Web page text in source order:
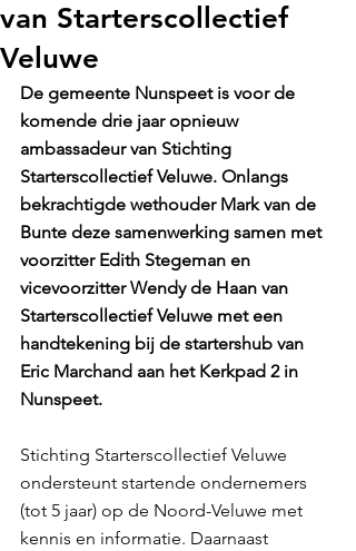
van Starterscollectief
Veluwe
De gemeente Nunspeet is voor de
komende drie jaar opnieuw
ambassadeur van Stichting
Starterscollectief Veluwe. Onlangs
bekrachtigde wethouder Mark van de
Bunte deze samenwerking samen met
voorzitter Edith Stegeman en
vicevoorzitter Wendy de Haan van
Starterscollectief Veluwe met een
handtekening bij de startershub van
Eric Marchand aan het Kerkpad 2 in
Nunspeet.
Stichting Starterscollectief Veluwe
ondersteunt startende ondernemers
(tot 5 jaar) op de Noord-Veluwe met
kennis en informatie. Daarnaast